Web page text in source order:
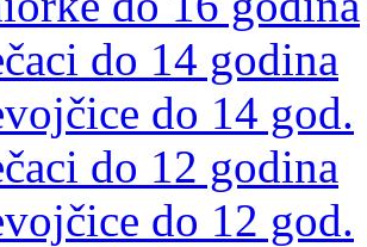
do 14 godina
do 14 god.
do 12 godina
do 12 god.